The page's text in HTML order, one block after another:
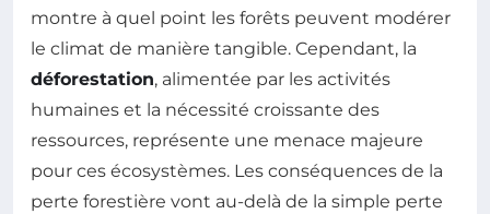
montre à quel point les forêts peuvent modérer
le climat de manière tangible. Cependant, la
déforestation, alimentée par les activités
humaines et la nécessité croissante des
ressources, représente une menace majeure
pour ces écosystèmes. Les conséquences de la
perte forestière vont au-delà de la simple perte